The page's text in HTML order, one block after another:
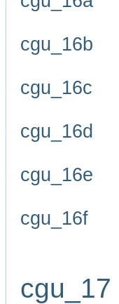
cgu_16b
cgu_16c
cgu_16d
cgu_16e
cgu_16f
cgu_17